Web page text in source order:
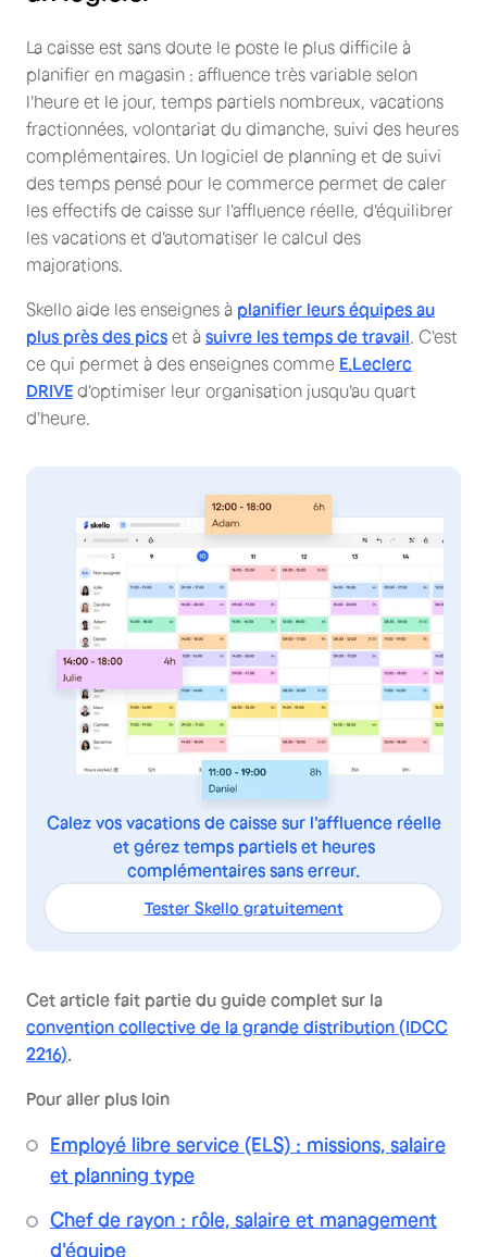
La caisse est sans doute le poste le plus difficile à
planifier en magasin : affluence très variable selon
l'heure et le jour, temps partiels nombreux, vacations
fractionnées, volontariat du dimanche, suivi des heures
complémentaires. Un logiciel de planning et de suivi
des temps pensé pour le commerce permet de caler
les effectifs de caisse sur l'affluence réelle, d'équilibrer
les vacations et d'automatiser le calcul des
majorations.
Skello aide les enseignes à planifier leurs équipes au
plus près des pics et à suivre les temps de travail . C'est
ce qui permet à des enseignes comme E.Leclerc
DRIVE d'optimiser leur organisation jusqu'au quart
d'heure.
Calez vos vacations de caisse sur l'affluence réelle
et gérez temps partiels et heures
complémentaires sans erreur.
Tester Skello gratuitement
Cet article fait partie du guide complet sur la
convention collective de la grande distribution (IDCC
2216)
Pour aller plus loin
Employé libre service (ELS) : missions, salaire
et planning type
Chef de rayon : rôle, salaire et management
d'équipe